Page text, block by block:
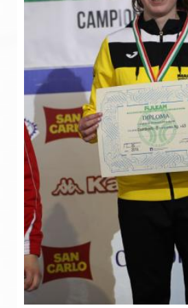
Albi
Arbitri
Lotta
La disciplina
News
Gare e
Attività
Albi Federali
Karate
La
News
Gare e
Attività
Albi
Capoeira
Grappling
Pancrazio/